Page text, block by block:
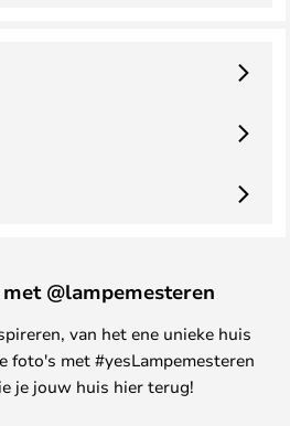
@lampemesteren
van het ene unieke huis
foto's met #yesLampemesteren
je jouw huis hier terug!